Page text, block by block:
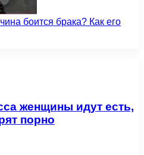
боится брака? Как его
женщины идут есть,
порно